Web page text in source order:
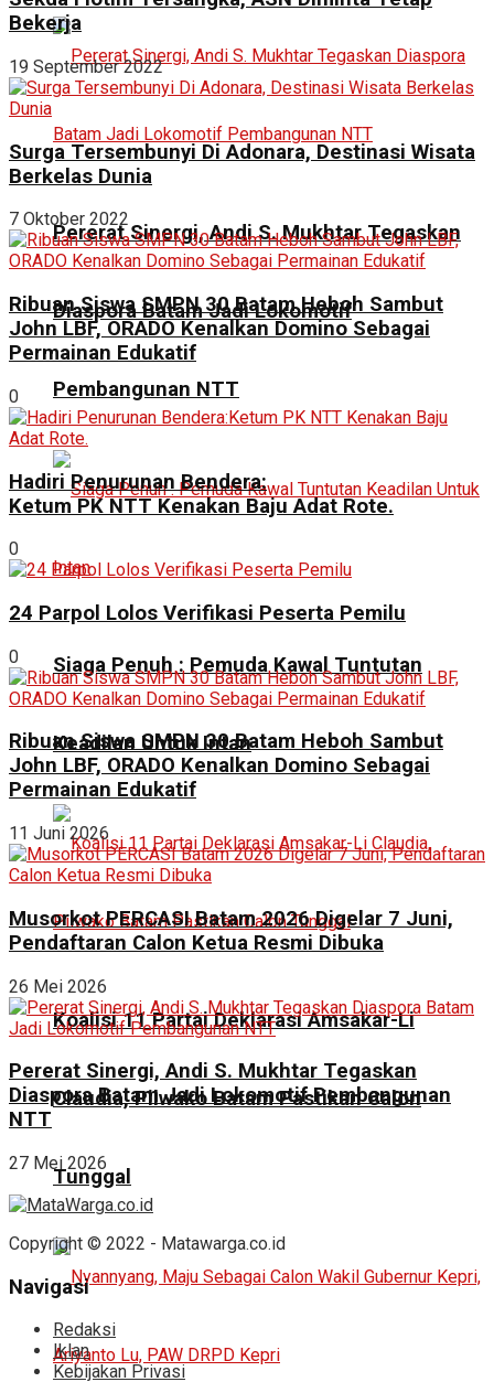
Pererat Sinergi, Andi S. Mukhtar Tegaskan
Diaspora Batam Jadi Lokomotif
Pembangunan NTT
Siaga Penuh : Pemuda Kawal Tuntutan
Keadilan Untuk Intan
Koalisi 11 Partai Deklarasi Amsakar-Li
Claudia, Pilwako Batam Pastikan Calon
Tunggal
Bekerja
19 September 2022
Surga Tersembunyi Di Adonara, Destinasi Wisata
Berkelas Dunia
7 Oktober 2022
Ribuan Siswa SMPN 30 Batam Heboh Sambut
John LBF, ORADO Kenalkan Domino Sebagai
Permainan Edukatif
0
Hadiri Penurunan Bendera:
Ketum PK NTT Kenakan Baju Adat Rote.
0
24 Parpol Lolos Verifikasi Peserta Pemilu
0
Ribuan Siswa SMPN 30 Batam Heboh Sambut
John LBF, ORADO Kenalkan Domino Sebagai
Permainan Edukatif
11 Juni 2026
Musorkot PERCASI Batam 2026 Digelar 7 Juni,
Pendaftaran Calon Ketua Resmi Dibuka
26 Mei 2026
Pererat Sinergi, Andi S. Mukhtar Tegaskan
Diaspora Batam Jadi Lokomotif Pembangunan
NTT
27 Mei 2026
Copyright © 2022 - Matawarga.co.id
Navigasi
Redaksi
Iklan
Kebijakan Privasi